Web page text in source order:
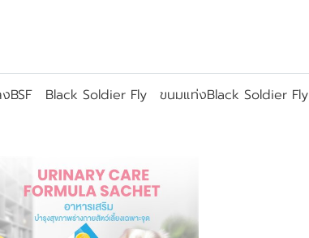
BSF Black Soldier Fly ขนมแท่งBlack Soldier Fly